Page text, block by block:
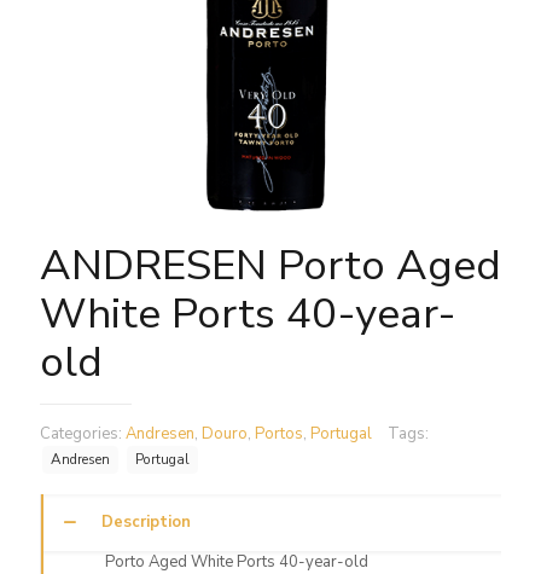
ANDRESEN Porto Aged
White Ports 40-year-
old
Categories: Andresen, Douro, Portos, Portugal Tags:
Andresen Portugal
Description
Porto Aged White Ports 40-year-old